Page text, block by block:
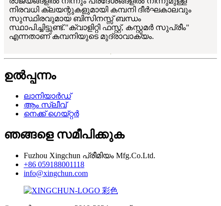
നിരവധി ക്ലയന്റുകളുമായി കമ്പനി ദീർഘകാലവും
സുസ്ഥിരവുമായ ബിസിനസ്സ് ബന്ധം
സ്ഥാപിച്ചിട്ടുണ്ട്."ക്വാളിറ്റി ഫസ്റ്റ്, കസ്റ്റമർ സുപ്രീം"
എന്നതാണ് കമ്പനിയുടെ മുദ്രാവാക്യം.
ഉൽപ്പന്നം
ലാനിയാർഡ്
ആം സ്ലീവ്
നെക്ക് ഗെയ്റ്റർ
ഞങ്ങളെ സമീപിക്കുക
Fuzhou Xingchun പ്രീമിയം Mfg.Co.Ltd.
+86 059188001118
info@xingchun.com